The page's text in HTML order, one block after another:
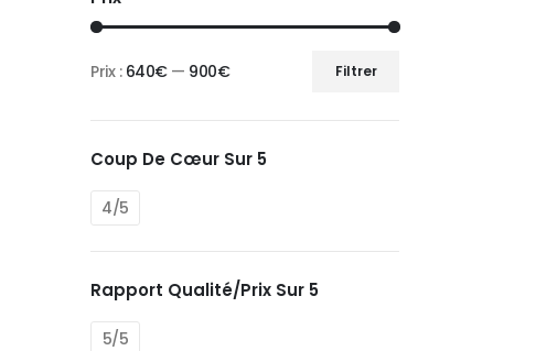
min
max
Filtrer
Prix : 640€— 900€
Coup De Cœur Sur 5
4/5
Rapport Qualité/prix Sur 5
5/5